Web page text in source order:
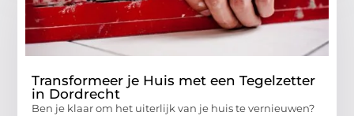
Transformeer je Huis met een Tegelzetter
in Dordrecht
Ben je klaar om het uiterlijk van je huis te vernieuwen?